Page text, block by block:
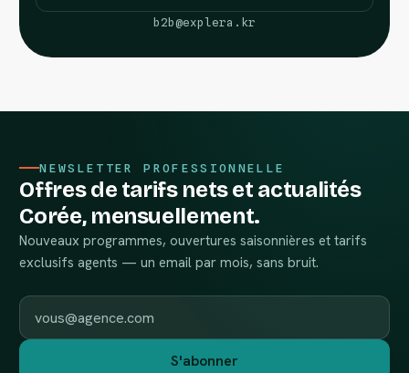
b2b@explera.kr
NEWSLETTER PROFESSIONNELLE
Offres de tarifs nets et actualités
Corée, mensuellement.
Nouveaux programmes, ouvertures saisonnières et tarifs
exclusifs agents — un email par mois, sans bruit.
Email professionnel
S'abonner